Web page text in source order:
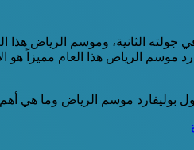
جولته الثانية، وموسم الرياض
موسم الرياض هذا العام مميزاً
موسم الرياض وما هي أهم